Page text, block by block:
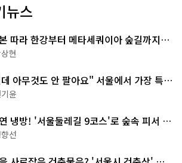
뉴스
따라 한강부터 메타세쿼이아 숲길까지…
15코스
현
아무것도 안 팔아요" 서울에서 가장 특별
정체
윤
냉방! '서울둘레길 9코스'로 숲속 피서 떠
선